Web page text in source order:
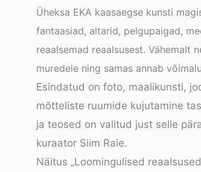
Üheksa EKA kaasaegse kunsti
fantaasiad, altarid, pelgupaigad,
reaalsemad reaalsusest. Vähemalt
muredele ning samas annab
Esindatud on foto, maalikunsti,
mõtteliste ruumide kujutamine
ja teosed on valitud just selle
kuraator Siim Raie.
Näitus „Loomingulised